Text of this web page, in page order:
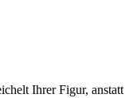
Ihrer Figur, anstatt